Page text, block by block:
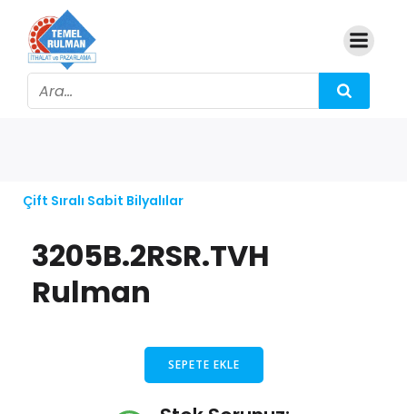
Çift Sıralı Sabit Bilyalılar
3205B.2RSR.TVH
Rulman
SEPETE EKLE